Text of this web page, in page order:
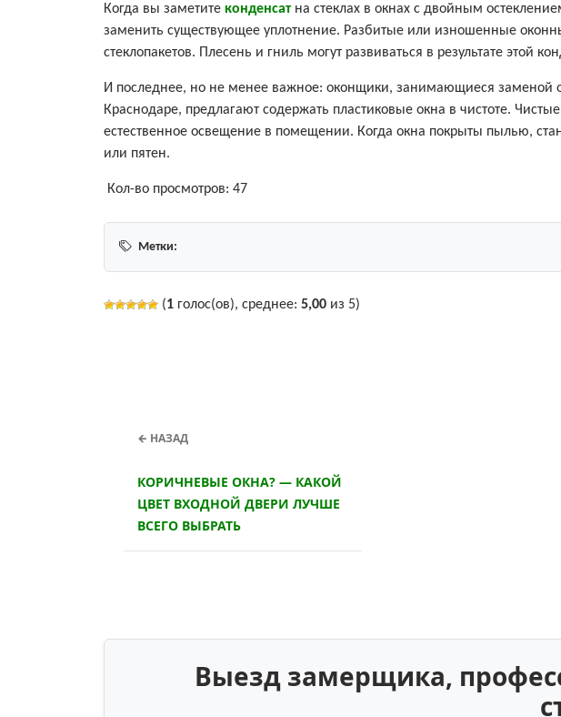
Когда вы заметите конденсатна стеклах в окнах с двойным
заменить существующее уплотнение. Разбитые или изношенные
стеклопакетов. Плесень и гниль могут развиваться в результате этой
И последнее, но не менее важное: оконщики, занимающиеся заменой
Краснодаре, предлагают содержать пластиковые окна в чистоте.
естественное освещение в помещении. Когда окна покрыты пылью,
или пятен.
Кол-во просмотров: 47
Метки:
(1 голос(ов), среднее: 5,00 из 5)
← НАЗАД
КОРИЧНЕВЫЕ ОКНА? — КАКОЙ
ЦВЕТ ВХОДНОЙ ДВЕРИ ЛУЧШЕ
ВСЕГО ВЫБРАТЬ
Выезд замерщика,